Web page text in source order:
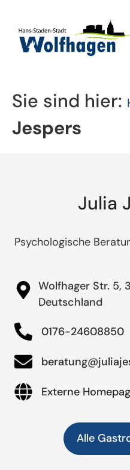
Sie sind hier:
Jespers
Julia
Psychologische
Wolfhager Str. 5,
Deutschland
0176-24608850
Externe
Alle